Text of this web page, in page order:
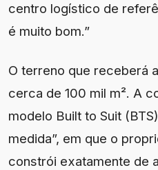
centro logístico de
é muito bom.”
O terreno que receberá
cerca de 100 mil m². A
modelo Built to Suit
medida”, em que o
constrói exatamente de